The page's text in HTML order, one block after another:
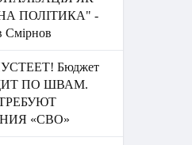
ПОЛІТИКА" -
Смірнов
Бюджет
ПО ШВАМ.
ТРЕБУЮТ
«СВО»